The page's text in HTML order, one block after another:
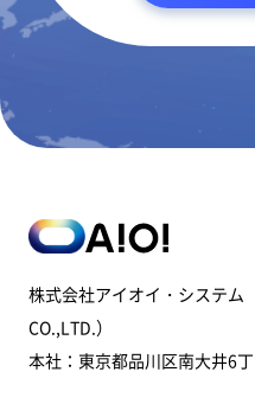
株式会社アイオイ・システム
CO.,LTD.）
本社：東京都品川区南大井6